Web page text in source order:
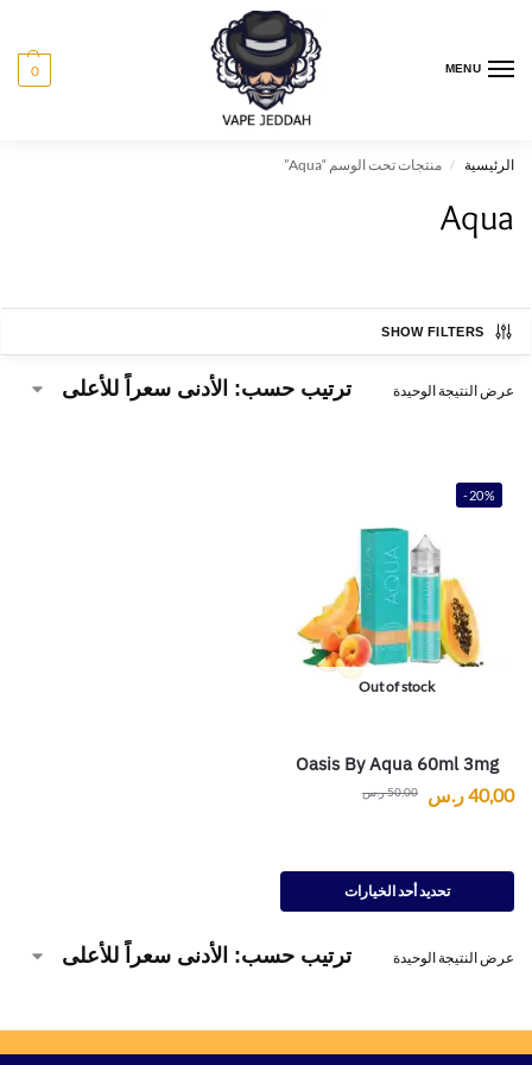
MENU
0
الرئيسية / منتجات تحت الوسم “Aqua”
Aqua
SHOW FILTERS
عرض النتيجة الوحيدة
-20%
Out of stock
Oasis By Aqua 60ml 3mg
50,00ر.س 40,00ر.س
تحديد أحد الخيارات
عرض النتيجة الوحيدة